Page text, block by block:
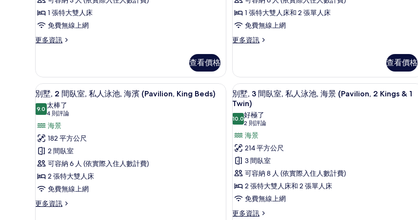
情
所
有
片
King
&
Twin)
室,
露
台,
(King
Bed)
的
所
有
相
片
1 張特大雙人床
免費無線上網
更多資訊
更
1
間
臥
室,
露
海
景
(King
Bed)
的
情
查看價格
間
臥
室,
海
景
(1
King
&
1
Twin)
的
所
有
相
片
1 張特大雙人床和 2 張單人床
免費無線上網
更多資訊
更
套
房,
2
間
室,
露
台,
海
景
(1
King
Twin)
詳
查看價格
顯
示
別
墅,
2
間
臥
室,
私
人
迷你吧、客房內保險箱、遮光布/窗簾、隔音
6
別墅, 2 間臥室, 私人泳池, 海濱 (Pavilion, King Beds)
9.09.0 分，滿分 10 分
太棒了
4 則評論
(4
則
評
論)
海景
182 平方公尺
2 間臥室
可容納 6 人 (依實際入住人數計費)
2 張特大雙人床
免費無線上網
更多資訊
更
顯
示
別
墅,
3
間
臥
室,
私
人
泳
6
別墅, 3 間臥室, 私人泳池, 海景 (Pavilion, 2 Kings & 1
Twin)
10.010.0 分，滿分 10 分
好極了
2 則評論
(2
則
評
論)
海景
214 平方公尺
3 間臥室
可容納 8 人 (依實際入住人數計費)
2 張特大雙人床和 2 張單人床
免費無線上網
更多資訊
更